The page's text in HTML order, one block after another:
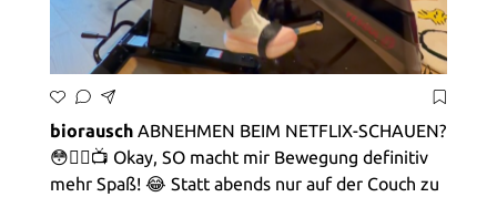
biorausch ABNEHMEN BEIM NETFLIX-SCHAUEN?
😳🚴‍♀️📺 Okay, SO macht mir Bewegung definitiv
mehr Spaß! 😂 Statt abends nur auf der Couch zu